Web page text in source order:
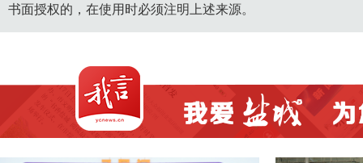
书面授权的，在使用时必须注明上述来源。